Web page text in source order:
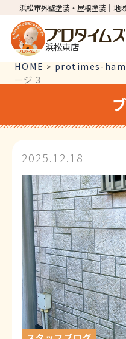
浜松市外壁塗装・屋根塗装│地
浜松東店
HOME > protimes-
ージ 3
2025.12.18